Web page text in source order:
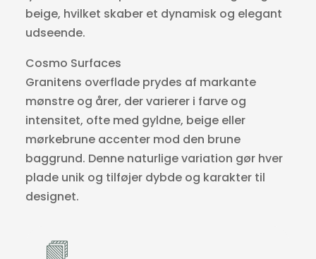
beige, hvilket skaber et dynamisk og elegant
udseende.
Cosmo Surfaces
Granitens overflade prydes af markante
mønstre og årer, der varierer i farve og
intensitet, ofte med gyldne, beige eller
mørkebrune accenter mod den brune
baggrund. Denne naturlige variation gør hver
plade unik og tilføjer dybde og karakter til
designet.